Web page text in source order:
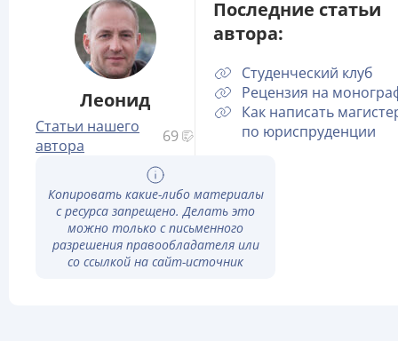
Леонид
Статьи нашего
автора
69
Последние статьи
автора:
Студенческий клуб
Рецензия на
Как написать
по юриспруденции
Копировать какие-либо материалы
с ресурса запрещено. Делать это
можно только с письменного
разрешения правообладателя или
со ссылкой на сайт-источник